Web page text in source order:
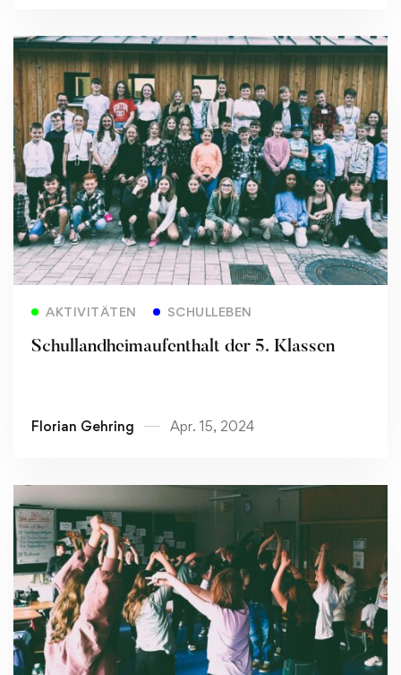
AKTIVITÄTEN SCHULLEBEN
Schullandheimaufenthalt der 5. Klassen
Florian Gehring Apr. 15, 2024